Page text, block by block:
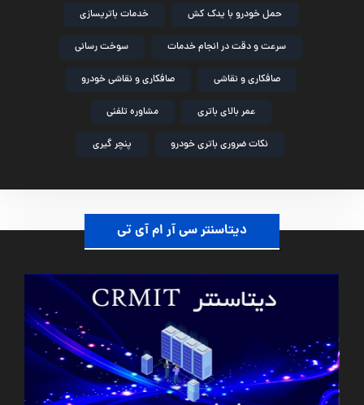
حمل خودرو با یدک کش خدمات باتریسازی
سرعت و دقت در انجام خدمات سوخت رسانی
صافکاری و نقاشی صافکاری و نقاشی خودرو
عمر بالای باتری مشاوره تلفنی
نکات ضروری باتری خودرو پنچر گیری
دیتاسنتر سی آر ام آی تی